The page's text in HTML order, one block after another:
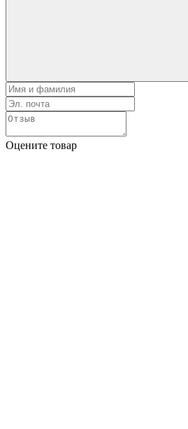
Оцените товар